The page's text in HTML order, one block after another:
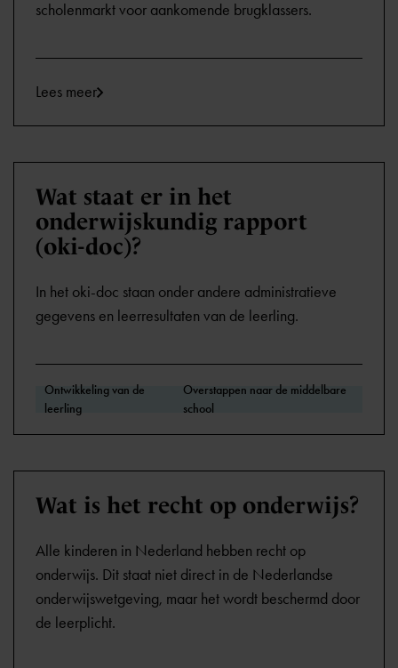
scholenmarkt voor aankomende brugklassers.
Lees meer
Wat staat er in het
onderwijskundig rapport
(oki-doc)?
In het oki-doc staan onder andere administratieve
gegevens en leerresultaten van de leerling.
Ontwikkeling van de
leerling
Overstappen naar de middelbare
school
Wat is het recht op onderwijs?
Alle kinderen in Nederland hebben recht op
onderwijs. Dit staat niet direct in de Nederlandse
onderwijswetgeving, maar het wordt beschermd door
de leerplicht.